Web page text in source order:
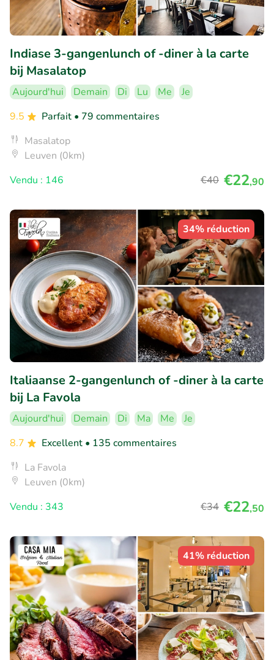
Indiase 3-gangenlunch of -diner à la carte
bij Masalatop
Aujourd'hui Demain Di Lu Me
Je
9.5
Parfait • 79 commentaires
Masalatop
Leuven (0km)
Vendu : 146
€40 €22,90
34% réduction
Italiaanse 2-gangenlunch of -diner à la carte
bij La Favola
Aujourd'hui Demain Di Ma Me
Je
8.7
Excellent • 135 commentaires
La Favola
Leuven (0km)
Vendu : 343
€34 €22,50
41% réduction